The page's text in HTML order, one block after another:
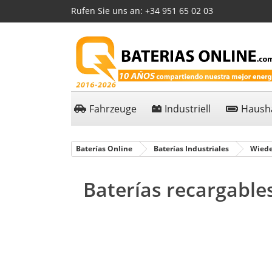
Rufen Sie uns an: +34 951 65 02 03
Fahrzeuge Industriell
Baterías Online Baterías Industriales
Baterías